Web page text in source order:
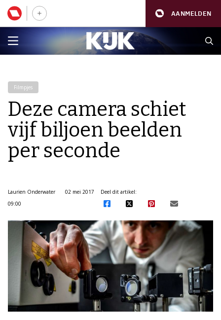
AANMELDEN
Filmpjes
Deze camera schiet
vijf biljoen beelden
per seconde
Laurien Onderwater
02 mei 2017
09:00
Deel dit artikel: